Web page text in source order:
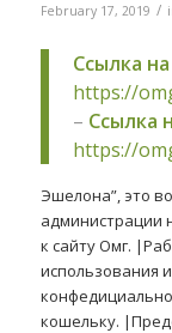
February 17, 2019 /
Ссылка
https://
– Ссылка
https://
Эшелона”, это
администрации
к сайту Омг.
использования
кошельку.